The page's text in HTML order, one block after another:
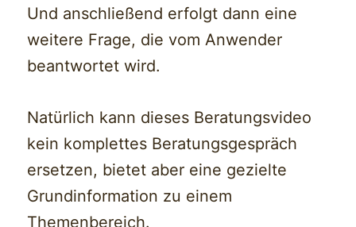
Und anschließend erfolgt dann eine
weitere Frage, die vom Anwender
beantwortet wird.
Natürlich kann dieses Beratungsvideo
kein komplettes Beratungsgespräch
ersetzen, bietet aber eine gezielte
Grundinformation zu einem
Themenbereich.